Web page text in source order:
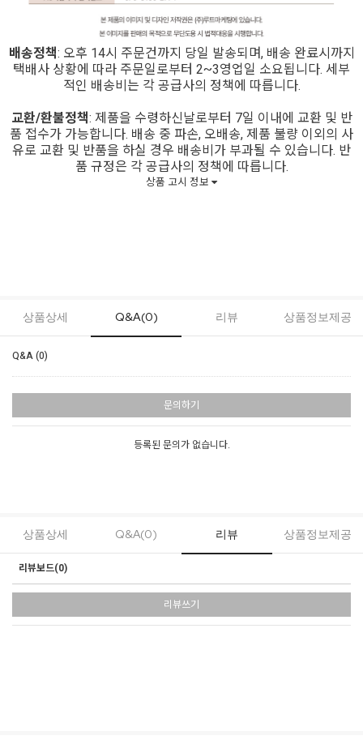
배송정책: 오후 14시 주문건까지 당일 발송되며, 배송 완료시까지
택배사 상황에 따라 주문일로부터 2~3영업일 소요됩니다. 세부
적인 배송비는 각 공급사의 정책에 따릅니다.
교환/환불정책: 제품을 수령하신날로부터 7일 이내에 교환 및 반
품 접수가 가능합니다. 배송 중 파손, 오배송, 제품 불량 이외의 사
유로 교환 및 반품을 하실 경우 배송비가 부과될 수 있습니다. 반
품 규정은 각 공급사의 정책에 따릅니다.
상품 고시 정보
상품상세 Q&A(0) 리뷰 상품정보제공
Q&A (0)
문의하기
등록된 문의가 없습니다.
상품상세 Q&A(0) 리뷰 상품정보제공
리뷰보드(0)
리뷰쓰기